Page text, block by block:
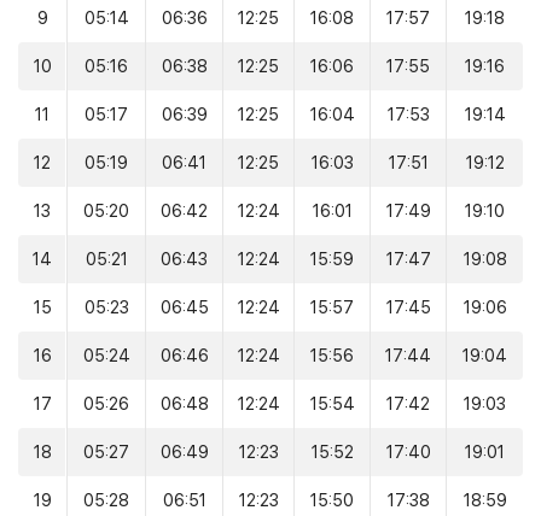
9 05:14 06:36 12:25 16:08 17:57 19:18
10 05:16 06:38 12:25 16:06 17:55 19:16
11 05:17 06:39 12:25 16:04 17:53 19:14
12 05:19 06:41 12:25 16:03 17:51 19:12
13 05:20 06:42 12:24 16:01 17:49 19:10
14 05:21 06:43 12:24 15:59 17:47 19:08
15 05:23 06:45 12:24 15:57 17:45 19:06
16 05:24 06:46 12:24 15:56 17:44 19:04
17 05:26 06:48 12:24 15:54 17:42 19:03
18 05:27 06:49 12:23 15:52 17:40 19:01
19 05:28 06:51 12:23 15:50 17:38 18:59